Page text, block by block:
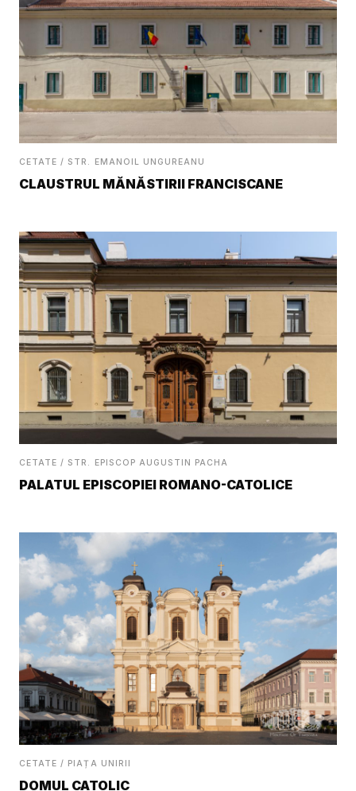
CETATE / STR. EMANOIL UNGUREANU
CLAUSTRUL MĂNĂSTIRII FRANCISCANE
CETATE / STR. EPISCOP AUGUSTIN PACHA
PALATUL EPISCOPIEI ROMANO-CATOLICE
CETATE / PIAȚA UNIRII
DOMUL CATOLIC